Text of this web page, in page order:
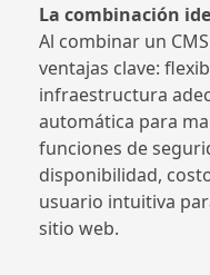
La combinación
Al combinar un
ventajas clave:
infraestructura
automática para
funciones de
disponibilidad,
usuario intuitiva
sitio web.